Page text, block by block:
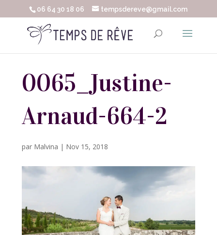
06 64 30 18 06 tempsdereve@gmail.com
0065_Justine-
Arnaud-664-2
par Malvina | Nov 15, 2018